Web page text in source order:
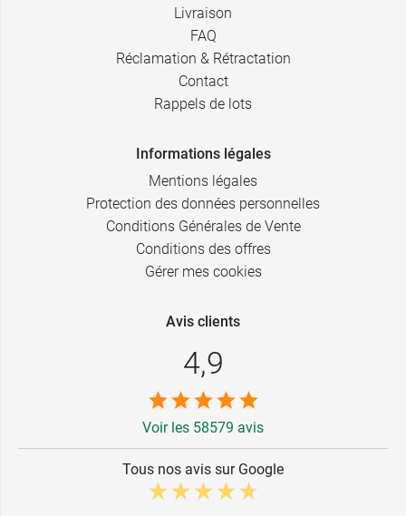
Livraison
FAQ
Réclamation & Rétractation
Contact
Rappels de lots
Informations légales
Mentions légales
Protection des données personnelles
Conditions Générales de Vente
Conditions des offres
Gérer mes cookies
Avis clients
4,9
Voir les 58579 avis
Tous nos avis sur Google